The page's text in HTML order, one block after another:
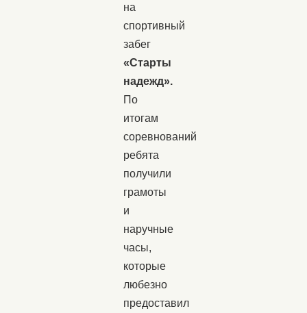
на
спортивный
забег
«Старты
надежд».
По
итогам
соревнований
ребята
получили
грамоты
и
наручные
часы,
которые
любезно
предоставил